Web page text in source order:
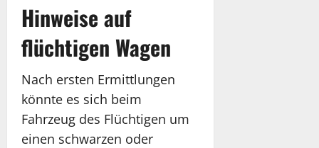
Hinweise auf
flüchtigen Wagen
Nach ersten Ermittlungen
könnte es sich beim
Fahrzeug des Flüchtigen um
einen schwarzen oder